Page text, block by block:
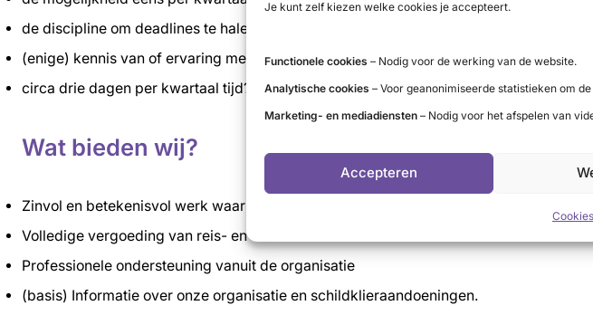
Je kunt zelf kiezen welke cookies je accepteert.
Functionele cookies – Nodig voor de werking van de website.
Analytische cookies – Voor geanonimiseerde statistieken om
Marketing- en mediadiensten – Nodig voor het afspelen van
Accepteren
Cookies
de discipline om deadlines te halen?
(enige) kennis van of ervaring met schildklieraandoeningen? (Oog)ziekte van Graves
circa drie dagen per kwartaal tijd?
Wat bieden wij?
Zinvol en betekenisvol werk waar je ook zelf door groeit
Volledige vergoeding van reis- en onkosten
Professionele ondersteuning vanuit de organisatie
(basis) Informatie over onze organisatie en schildklieraandoeningen.